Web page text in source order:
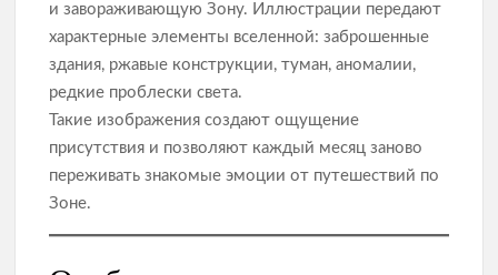
и завораживающую Зону. Иллюстрации передают
характерные элементы вселенной: заброшенные
здания, ржавые конструкции, туман, аномалии,
редкие проблески света.
Такие изображения создают ощущение
присутствия и позволяют каждый месяц заново
переживать знакомые эмоции от путешествий по
Зоне.